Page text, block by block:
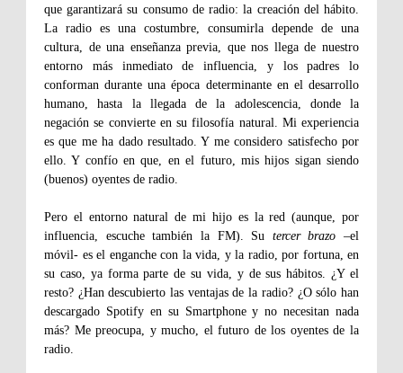
que garantizará su consumo de radio: la creación del hábito.
La radio es una costumbre, consumirla depende de una
cultura, de una enseñanza previa, que nos llega de nuestro
entorno más inmediato de influencia, y los padres lo
conforman durante una época determinante en el desarrollo
humano, hasta la llegada de la adolescencia, donde la
negación se convierte en su filosofía natural. Mi experiencia
es que me ha dado resultado. Y me considero satisfecho por
ello. Y confío en que, en el futuro, mis hijos sigan siendo
(buenos) oyentes de radio.
Pero el entorno natural de mi hijo es la red (aunque, por
influencia, escuche también la FM). Su tercer brazo –el
móvil- es el enganche con la vida, y la radio, por fortuna, en
su caso, ya forma parte de su vida, y de sus hábitos. ¿Y el
resto? ¿Han descubierto las ventajas de la radio? ¿O sólo han
descargado Spotify en su Smartphone y no necesitan nada
más? Me preocupa, y mucho, el futuro de los oyentes de la
radio.